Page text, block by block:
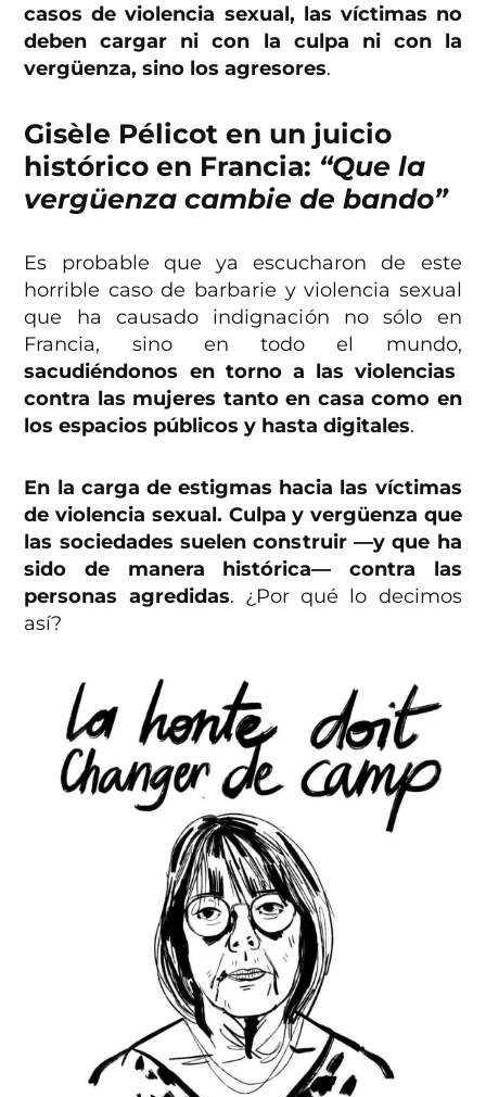
casos de violencia sexual, las víctimas no
deben cargar ni con la culpa ni con la
vergüenza, sino los agresores.
Gisèle Pélicot en un juicio
histórico en Francia: “Que la
vergüenza cambie de bando”
Es probable que ya escucharon de este
horrible caso de barbarie y violencia sexual
que ha causado indignación no sólo en
Francia, sino en todo el mundo,
sacudiéndonos en torno a las violencias
contra las mujeres tanto en casa como en
los espacios públicos y hasta digitales.
En la carga de estigmas hacia las víctimas
de violencia sexual. Culpa y vergüenza que
las sociedades suelen construir —y que ha
sido de manera histórica— contra las
personas agredidas. ¿Por qué lo decimos
así?